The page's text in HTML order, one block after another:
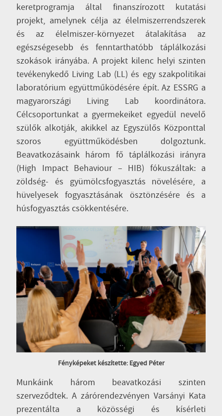
keretprogramja által finanszírozott kutatási
projekt, amelynek célja az élelmiszerrendszerek
és az élelmiszer-környezet átalakítása az
egészségesebb és fenntarthatóbb táplálkozási
szokások irányába. A projekt kilenc helyi szinten
tevékenykedő Living Lab (LL) és egy szakpolitikai
laboratórium együttműködésére épít. Az ESSRG a
magyarországi Living Lab koordinátora.
Célcsoportunkat a gyermekeiket egyedül nevelő
szülők alkotják, akikkel az Egyszülős Központtal
szoros együttműködésben dolgoztunk.
Beavatkozásaink három fő táplálkozási irányra
(High Impact Behaviour – HIB) fókuszáltak: a
zöldség- és gyümölcsfogyasztás növelésére, a
hüvelyesek fogyasztásának ösztönzésére és a
húsfogyasztás csökkentésére.
Fényképeket készítette: Egyed Péter
Munkáink három beavatkozási szinten
szerveződtek. A zárórendezvényen Varsányi Kata
prezentálta a közösségi és kísérleti